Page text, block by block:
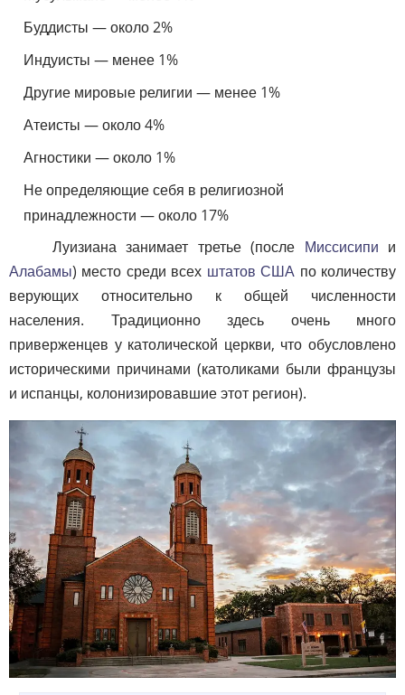
Буддисты — около 2%
Индуисты — менее 1%
Другие мировые религии — менее 1%
Атеисты — около 4%
Агностики — около 1%
Не определяющие себя в религиозной
принадлежности — около 17%
Луизиана занимает третье (после Миссисипи и
Алабамы) место среди всех штатов США по количеству
верующих относительно к общей численности
населения. Традиционно здесь очень много
приверженцев у католической церкви, что обусловлено
историческими причинами (католиками были французы
и испанцы, колонизировавшие этот регион).